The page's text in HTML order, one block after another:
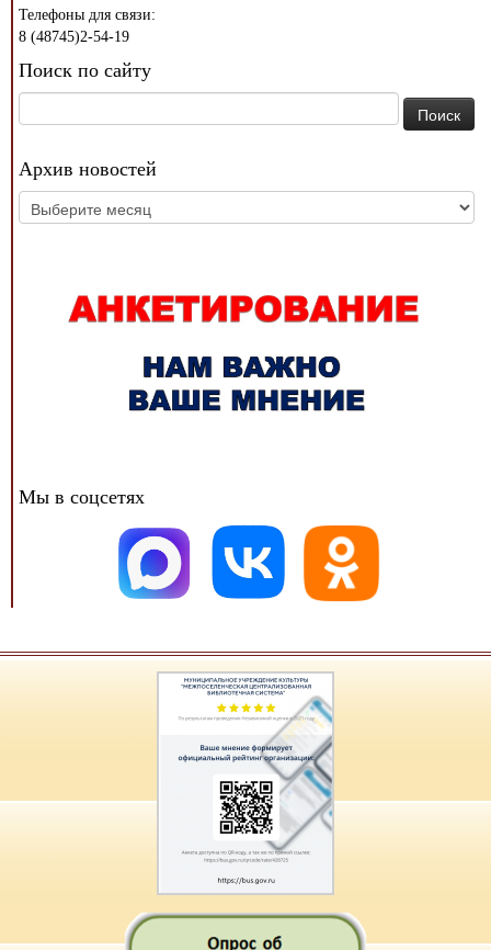
Телефоны для связи:
8 (48745)2-54-19
Поиск по сайту
Архив новостей
Архив
новостей
Мы в соцсетях